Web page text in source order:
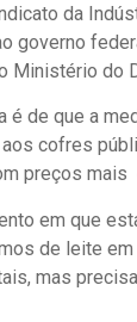
da
governo
Ministério do
é de que a
cofres
preços
em que
de leite
mas